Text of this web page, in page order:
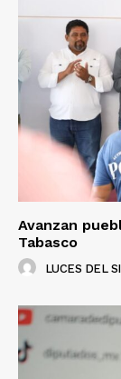
Avanzan
Tabasco
LUCES DEL